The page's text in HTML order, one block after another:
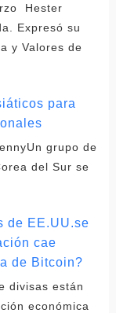
Hester
Expresó su
y Valores de
para
grupo de
del Sur se
de EE.UU.se
cae
de Bitcoin?
divisas están
económica